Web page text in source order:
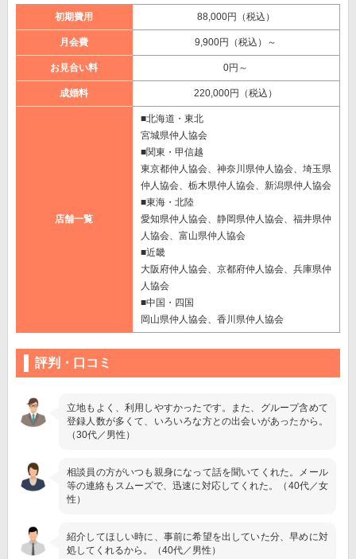
初期費用 88,000円（税込）
月会費 9,900円（税込）～
お見合い料 0円～
成婚料 220,000円（税込）
店舗一覧
■北海道・東北
宮城県仲人協会
■関東・甲信越
東京都仲人協会、神奈川県仲人協会、埼玉県
仲人協会、栃木県仲人協会、新潟県仲人協会
■東海・北陸
愛知県仲人協会、静岡県仲人協会、福井県仲
人協会、富山県仲人協会
■近畿
大阪府仲人協会、京都府仲人協会、兵庫県仲
人協会
■中国・四国
岡山県仲人協会、香川県仲人協会
評判・口コミ
立地もよく、利用しやすかったです。また、グループ含めて
登録人数が多くて、いろいろな方との出会いがあったから。
（30代／男性）
相談員の方がいつも親身になって話を聞いてくれた。メール
等の連絡もスムーズで、迅速に対応してくれた。（40代／女
性）
紹介してほしい時に、事前に希望を出していた分、早めに対
処してくれるから。（40代／男性）